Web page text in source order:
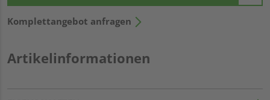
Komplettangebot anfragen
Artikelinformationen